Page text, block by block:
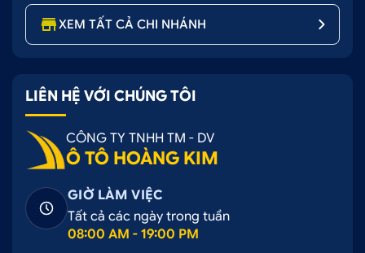
XEM TẤT CẢ CHI NHÁNH
LIÊN HỆ VỚI CHÚNG TÔI
CÔNG TY TNHH TM - DV
Ô TÔ HOÀNG KIM
GIỜ LÀM VIỆC
Tất cả các ngày trong tuần
08:00 AM - 19:00 PM